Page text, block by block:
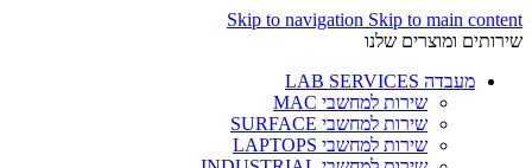
Skip to navigation Skip to main content
שירותים ומוצרים שלנו
מעבדה LAB SERVICES
שירות למחשבי MAC
שירות למחשבי SURFACE
שירות למחשבי LAPTOPS